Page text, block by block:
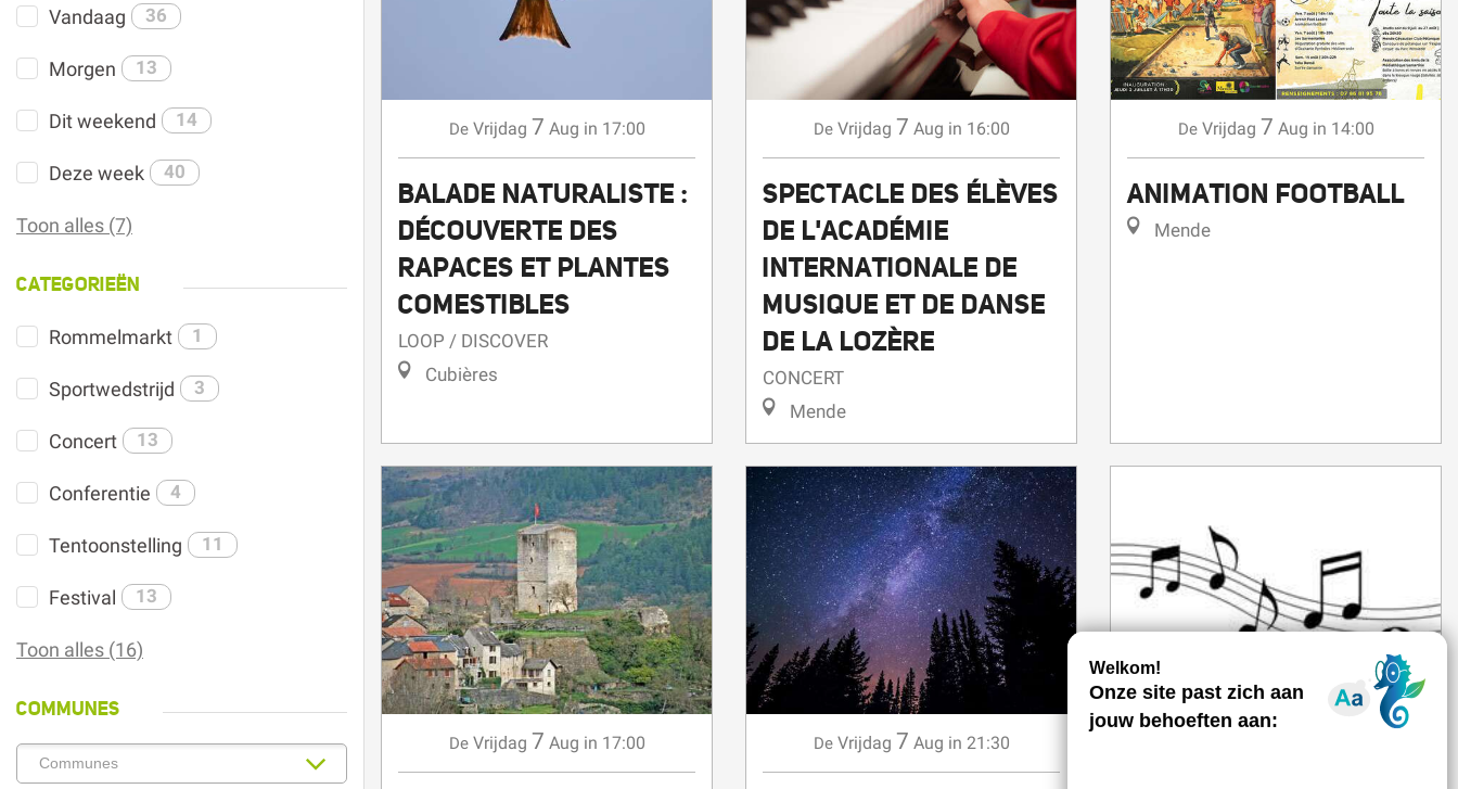
Vandaag 36
Morgen 13
Dit weekend 14
Deze week 40
Toon alles (7)
CATEGORIEËN
Rommelmarkt 1
Sportwedstrijd 3
Concert 13
Conferentie 4
Tentoonstelling 11
Festival 13
Toon alles (16)
COMMUNES
De Vrijdag 7 Aug in 17:00
BALADE NATURALISTE :
DÉCOUVERTE DES
RAPACES ET PLANTES
COMESTIBLES
LOOP / DISCOVER
Cubières
De Vrijdag 7 Aug in 16:00
SPECTACLE DES ÉLÈVES
DE L'ACADÉMIE
INTERNATIONALE DE
MUSIQUE ET DE DANSE
DE LA LOZÈRE
CONCERT
Mende
De Vrijdag 7 Aug in 14:00
ANIMATION FOOTBALL
Mende
De Vrijdag 7 Aug in 17:00 De Vrijdag 7 Aug in 21:30